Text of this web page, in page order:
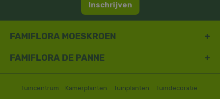
Inschrijven
FAMIFLORA MOESKROEN
FAMIFLORA DE PANNE
Tuincentrum Kamerplanten Tuinplanten Tuindecoratie